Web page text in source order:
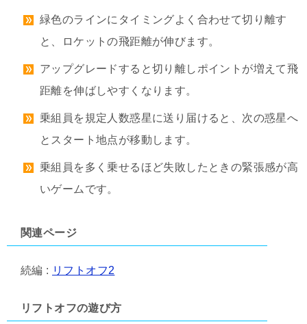
緑色のラインにタイミングよく合わせて切り離す
と、ロケットの飛距離が伸びます。
アップグレードすると切り離しポイントが増えて飛
距離を伸ばしやすくなります。
乗組員を規定人数惑星に送り届けると、次の惑星へ
とスタート地点が移動します。
乗組員を多く乗せるほど失敗したときの緊張感が高
いゲームです。
関連ページ
続編 : リフトオフ2
リフトオフの遊び方